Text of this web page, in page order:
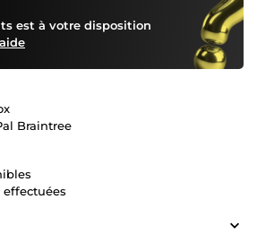
est à votre disposition
Braintree